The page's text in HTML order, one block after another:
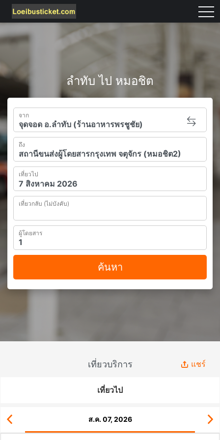
ลำทับ ไป หมอชิต
จาก
ถึง
เที่ยวไป
เที่ยวกลับ (ไม่บังคับ)
ผู้โดยสาร
ค้นหา
เที่ยวบริการ แชร์
เที่ยวไป
ส.ค. 07, 2026